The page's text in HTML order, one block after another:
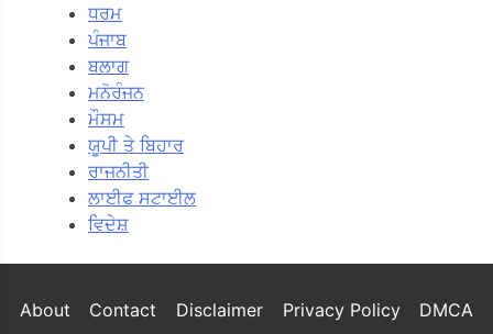
ਧਰਮ
ਪੰਜਾਬ
ਬਲਾਗ
ਮਨੋਰੰਜਨ
ਮੌਸਮ
ਯੂਪੀ ਤੇ ਬਿਹਾਰ
ਰਾਜਨੀਤੀ
ਲਾਈਫ ਸਟਾਈਲ
ਵਿਦੇਸ਼
About Contact Disclaimer Privacy Policy DMCA